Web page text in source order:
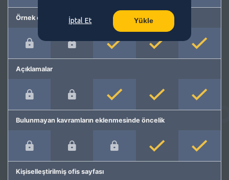
Örnek cümleler
Açıklamalar
Bulunmayan kavramların eklenmesinde öncelik
Kişiselleştirilmiş ofis sayfası
İptal Et Yükle